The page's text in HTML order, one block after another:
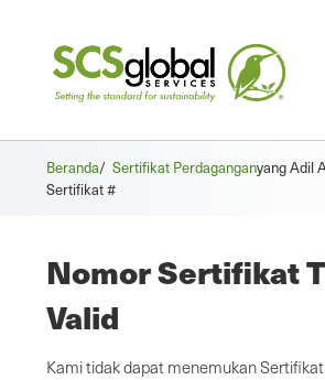
Beranda/ Sertifikat Perdaganganyang Adil
Sertifikat #
Nomor Sertifikat
Valid
Kami tidak dapat menemukan